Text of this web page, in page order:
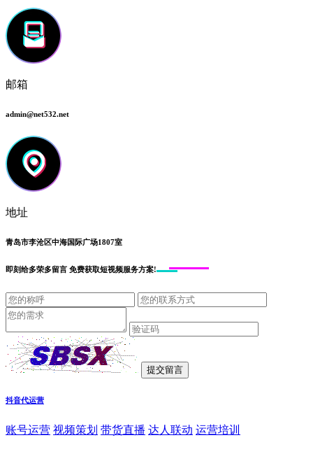
邮箱
admin@net532.net
地址
青岛市李沧区中海国际广场1807室
即刻给多荣多留言 免费获取短视频服务方案!
抖音代运营
账号运营 视频策划 带货直播 达人联动 运营培训